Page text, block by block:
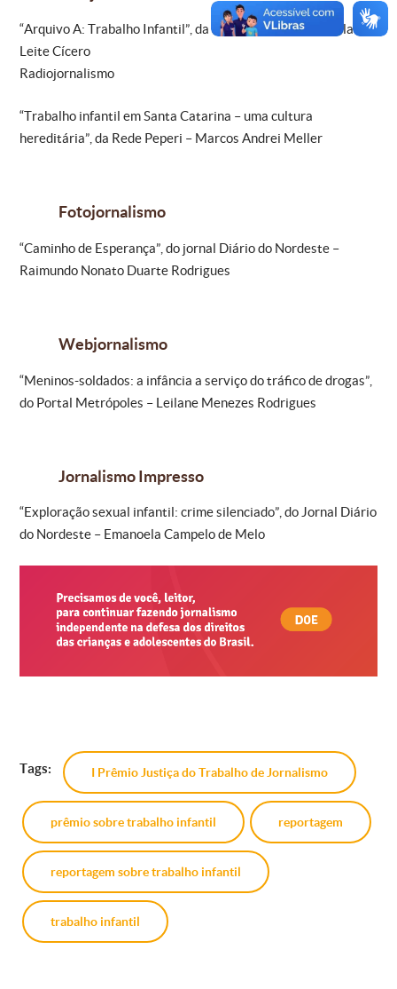
“Arquivo A: Trabalho Infantil”, da TV Aparecida – Gabriela
Leite Cícero
Radiojornalismo
“Trabalho infantil em Santa Catarina – uma cultura
hereditária”, da Rede Peperi – Marcos Andrei Meller
Fotojornalismo
“Caminho de Esperança”, do jornal Diário do Nordeste –
Raimundo Nonato Duarte Rodrigues
Webjornalismo
“Meninos-soldados: a infância a serviço do tráfico de drogas”,
do Portal Metrópoles – Leilane Menezes Rodrigues
Jornalismo Impresso
“Exploração sexual infantil: crime silenciado”, do Jornal Diário
do Nordeste – Emanoela Campelo de Melo
Tags: I Prêmio Justiça do Trabalho de Jornalismo
prêmio sobre trabalho infantil reportagem
reportagem sobre trabalho infantil
trabalho infantil